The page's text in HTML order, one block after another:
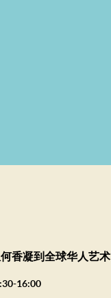
香凝到全球华人艺术
16:00